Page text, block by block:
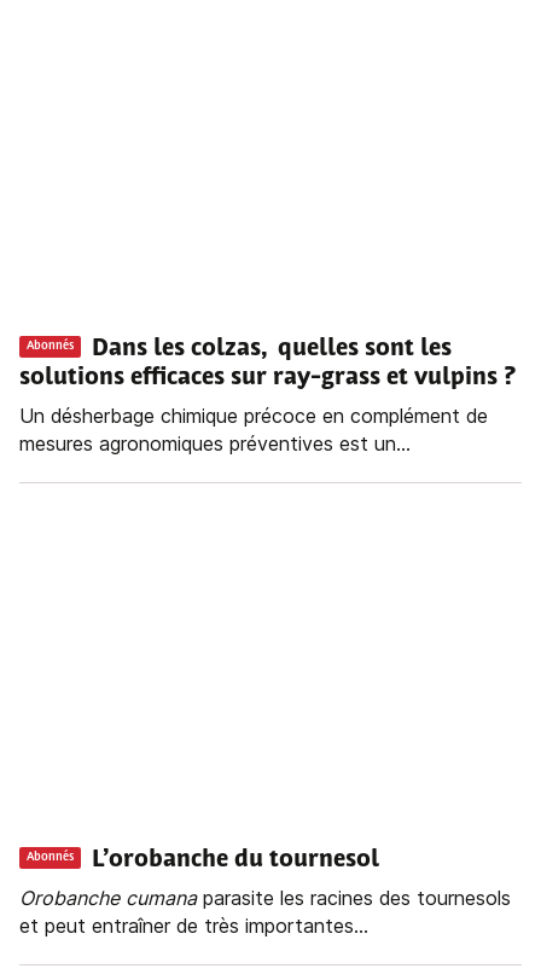
Abonnés
Dans les colzas, quelles sont les
solutions efficaces sur ray-grass et vulpins ?
Un désherbage chimique précoce en complément de
mesures agronomiques préventives est un...
Abonnés
L’orobanche du tournesol
Orobanche cumanaparasite les racines des tournesols
et peut entraîner de très importantes...